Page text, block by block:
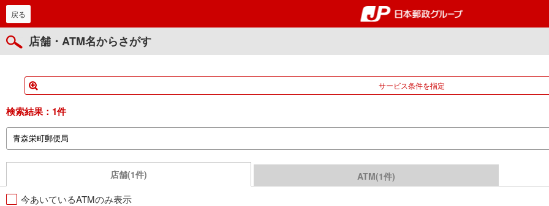
郵便局・日本郵政グループ
戻る
店舗・ATM名からさがす
サービス条件を指定
検索結果： 1件
店舗(1件) ATM(1件)
今あいているATMのみ表示